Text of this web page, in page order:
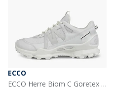
ECCO
ECCO Herre Biom C Goretex Trail Træningssko Hvid/Bright White/Shadow White